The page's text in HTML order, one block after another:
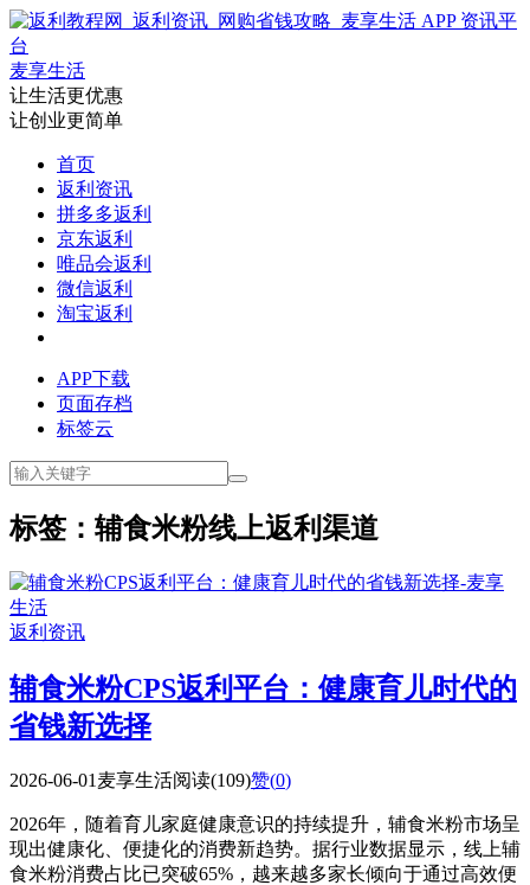
麦享生活
让生活更优惠
让创业更简单
首页
返利资讯
拼多多返利
京东返利
唯品会返利
微信返利
淘宝返利
APP下载
页面存档
标签云
标签：辅食米粉线上返利渠道
返利资讯
辅食米粉CPS返利平台：健康育儿时代的
省钱新选择
2026-06-01 麦享生活阅读(109)赞(0)
2026年，随着育儿家庭健康意识的持续提升，辅食米粉市场呈
现出健康化、便捷化的消费新趋势。据行业数据显示，线上辅
食米粉消费占比已突破65%，越来越多家长倾向于通过高效便